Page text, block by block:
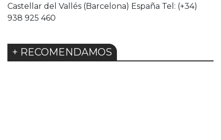
Castellar del Vallés (Barcelona) España Tel: (+34)
938 925 460
+ RECOMENDAMOS